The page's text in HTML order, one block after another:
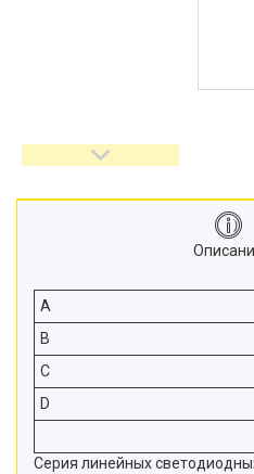
A
B
C
D
Серия линейных